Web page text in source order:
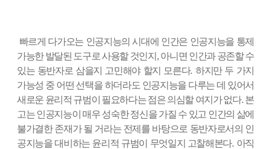
빠르게 다가오는 인공지능의 시대에 인간은 인공지능을 통제
가능한 발달된 도구로 사용할 것인지 , 아니면 인간과 공존할 수
있는 동반자로 삼을지 고민해야 할지 모른다. 하지만 두 가지
가능성 중 어떤 선택을 하더라도 인공지능을 다루는 데 있어서
새로운 윤리적 규범이 필요하다는 점은 의심할 여지가 없다. 본
고는 인공지능이 매우 성숙한 정신을 가질 수 있고 인간의 삶에
불가결한 존재가 될 거라는 전제를 바탕으로 동반자로서의 인
공지능을 대비하는 윤리적 규범이 무엇일지 고찰해본다. 아직